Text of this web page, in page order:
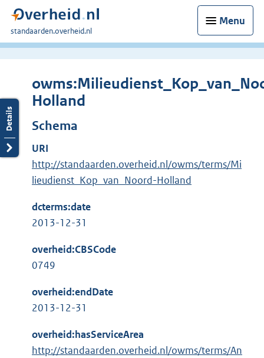
Menu
U
bent
standaarden.overheid.nl
Holland
Schema
URI
http://standaarden.overheid.nl/owms/terms/Mi
lieudienst_Kop_van_Noord-Holland
dcterms:date
2013-12-31
overheid:CBSCode
0749
overheid:endDate
2013-12-31
overheid:hasServiceArea
http://standaarden.overheid.nl/owms/terms/An